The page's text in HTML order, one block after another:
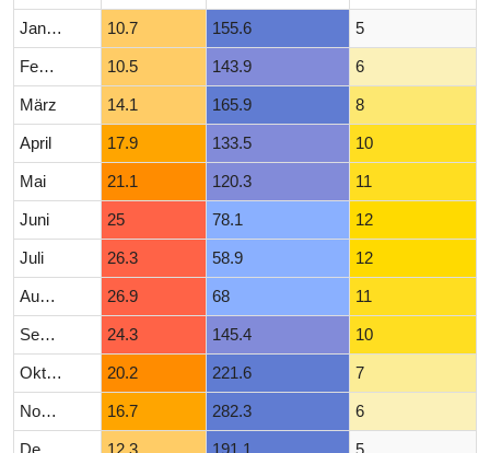
Januar 10.7 155.6 5
Februar 10.5 143.9 6
März 14.1 165.9 8
April 17.9 133.5 10
Mai 21.1 120.3 11
Juni 25 78.1 12
Juli 26.3 58.9 12
August 26.9 68 11
September 24.3 145.4 10
Oktober 20.2 221.6 7
November 16.7 282.3 6
12.3 191.1 5